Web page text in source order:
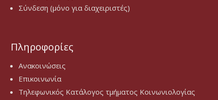
Σύνδεση (μόνο για διαχειριστές)
Πληροφορίες
Ανακοινώσεις
Επικοινωνία
Τηλεφωνικός Κατάλογος τμήματος Κοινωνιολογίας